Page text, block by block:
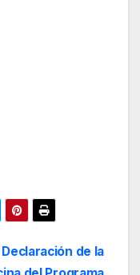
Declaración de la